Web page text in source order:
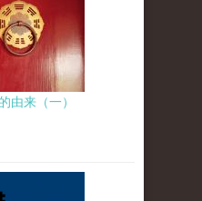
由来（一）